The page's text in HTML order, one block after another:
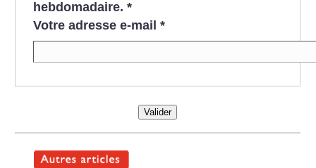
hebdomadaire. *
Votre adresse e-mail *
Valider